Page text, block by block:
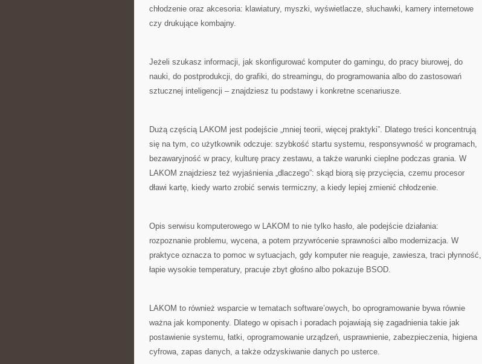
chłodzenie oraz akcesoria: klawiatury, myszki, wyświetlacze, słuchawki, kamery internetowe
czy drukujące kombajny.
Jeżeli szukasz informacji, jak skonfigurować komputer do gamingu, do pracy biurowej, do
nauki, do postprodukcji, do grafiki, do streamingu, do programowania albo do zastosowań
sztucznej inteligencji – znajdziesz tu podstawy i konkretne scenariusze.
Dużą częścią LAKOM jest podejście „mniej teorii, więcej praktyki”. Dlatego treści koncentrują
się na tym, co użytkownik odczuje: szybkość startu systemu, responsywność w programach,
bezawaryjność w pracy, kulturę pracy zestawu, a także warunki cieplne podczas grania. W
LAKOM znajdziesz też wyjaśnienia „dlaczego”: skąd biorą się przycięcia, czemu procesor
dławi kartę, kiedy warto zrobić serwis termiczny, a kiedy lepiej zmienić chłodzenie.
Opis serwisu komputerowego w LAKOM to nie tylko hasło, ale podejście działania:
rozpoznanie problemu, wycena, a potem przywrócenie sprawności albo modernizacja. W
praktyce oznacza to pomoc w sytuacjach, gdy komputer nie reaguje, zawiesza, traci płynność,
łapie wysokie temperatury, pracuje zbyt głośno albo pokazuje BSOD.
LAKOM to również wsparcie w tematach software’owych, bo oprogramowanie bywa równie
ważna jak komponenty. Dlatego w opisach i poradach pojawiają się zagadnienia takie jak
postawienie systemu, łatki, oprogramowanie urządzeń, usprawnienie, zabezpieczenia, higiena
cyfrowa, zapas danych, a także odzyskiwanie danych po usterce.